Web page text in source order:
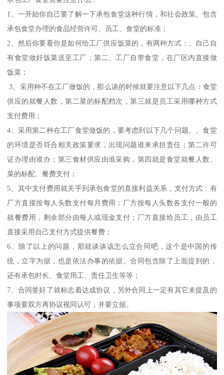
1、一开始你自己要了解一下承包食堂这种行情，和社会政策。包含
承包食堂办理的食品经营许可、员工、食堂的标准；
2、然后你要看你是如何给工厂供应饭菜的，有两种方式：、自己自
有食堂做好饭菜送至工厂；第二、工厂自带食堂，在厂区内直接做
饭菜；
3、采用种不在工厂做饭的，那么谈的时候就要注意以下几点：食堂
供应的就餐人数，第二菜的标配档次，第三就是员工采用哪种方式
支付费用；
4、采用第二种在工厂食堂做饭的，要考虑到以下几个问题。、食堂
的环境是否符合相关政策要求，出现问题谁来承担责任；第二许可
证办理由谁办；第三食材供应由谁采购，第四就是食堂就餐人数、
菜的标配、餐费支付；
5、其中支付费用就关乎到承包食堂的直接利益关系，支付方式：有
厂方直接按每人头数支付每月费用；厂方按每人头数各支付一般的
就餐费用，剩余部分由每人或现金支付；厂方直接给员工，由员工
直接采用自己支付方式提供餐费；
6、除了以上的问题，那就谈谈该怎么立合同吧，这个是中国的传
统，立字为据，也是依法办事的依据。合同包含除了上面提到的，
还有承包时长、食堂用工、责任卫生等等；
7、合同签好了就标志着达成协议，另外合同上一定有其它未提及的
事项要双方再协议视同认可，并要立据。